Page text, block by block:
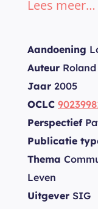
Lees meer…
Aandoening
Auteur
Jaar 2005
OCLC
Perspectief
Publicatie
Thema
Leven
Uitgever SIG